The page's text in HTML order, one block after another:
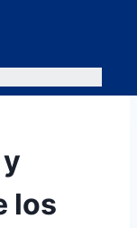
los